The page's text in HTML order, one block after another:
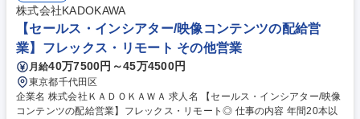
内イベントの企画運営 ※現場の声を聴きながら、国内外のエネルギー安定
供給を支える拠点の環境づくりを推進します。 募集職種 【拠点オープン
ポジション/人事総務職】フルフレックス/自己負担の少ない社宅
株式会社KADOKAWA
【セールス・インシアター/映像コンテンツの配給営
業】フレックス・リモート その他営業
月給40万7500円～45万4500円
東京都千代田区
企業名 株式会社ＫＡＤＯＫＡＷＡ 求人名 【セールス・インシアター/映像
コンテンツの配給営業】フレックス・リモート◎ 仕事の内容 年間20本以